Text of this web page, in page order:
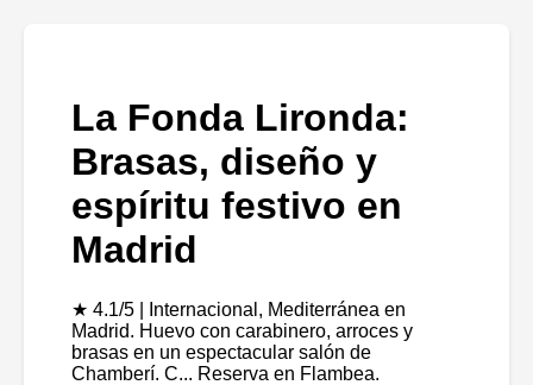
La Fonda Lironda:
Brasas, diseño y
espíritu festivo en
Madrid
★ 4.1/5 | Internacional, Mediterránea en
Madrid. Huevo con carabinero, arroces y
brasas en un espectacular salón de
Chamberí. C... Reserva en Flambea.